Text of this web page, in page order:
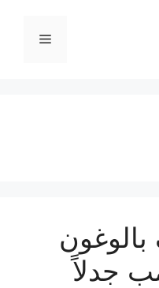
القائمة
بالوغون
جدلاً